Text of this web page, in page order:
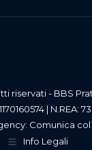
riservati - BBS
| N.REA:
Comunica col
Info Legali